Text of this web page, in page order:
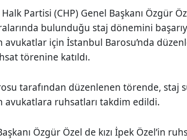
Partisi (CHP) Genel Başkanı Özgür
bulunduğu staj dönemini
avukatlar için İstanbul Barosu’nda
törenine katıldı.
tarafından düzenlenen törende, staj
avukatlara ruhsatları takdim edildi.
Özgür Özel de kızı İpek Özel’in